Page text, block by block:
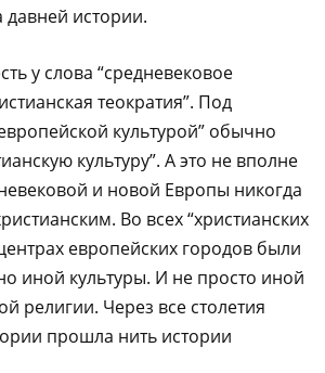
истории.
у слова “средневековое
теократия”. Под
культурой” обычно
культуру”. А это не вполне
и новой Европы никогда
Во всех “христианских
европейских городов были
иной культуры. И не просто иной
религии. Через все столетия
прошла нить истории